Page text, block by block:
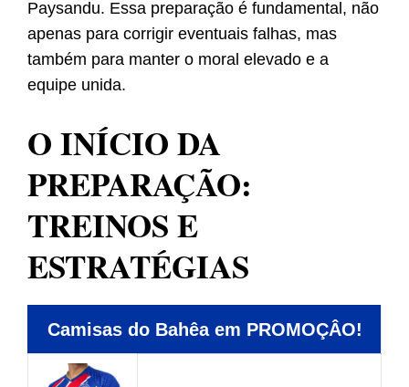
Paysandu. Essa preparação é fundamental, não
apenas para corrigir eventuais falhas, mas
também para manter o moral elevado e a
equipe unida.
O INÍCIO DA
PREPARAÇÃO:
TREINOS E
ESTRATÉGIAS
Camisas do Bahêa em PROMOÇÂO!